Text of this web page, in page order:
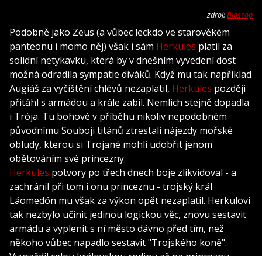
zdroj:Bioscop
Podobně jako Zeus (a vůbec leckdo ve starověkém
panteonu i momo něj) však i sám Herkules platil za
solidní netykavku, která by v dnešním vyvedení dost
možná odradila sympatie diváků. Když mu tak například
Augiáš za vyčištění chlévů nezaplatil, Herkules později
přitáhl s armádou a krále zabil. Nemlich stejně dopadla
i Trója. Tu bohové v příběhu nikoliv nepodobném
původnímu Souboji titánů ztrestali nájezdy mořské
obludy, kterou si Trojané mohli udobřit jenom
obětováním své princezny.
Herkules potvory po třech dnech boje zlikvidoval - a
zachránil při tom i onu princeznu - trojský král
Láomedón mu však za výkon opět nezaplatil. Herkulovi
tak nezbylo učinit jedinou logickou věc, znovu sestavit
armádu a vyplenit s ní město dávno před tím, než
někoho vůbec napadlo sestavit "Trojského koně".